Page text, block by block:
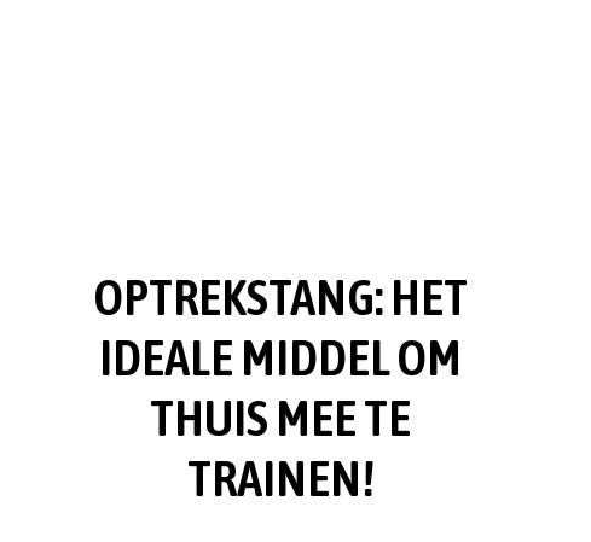
OPTREKSTANG: HET
IDEALE MIDDEL OM
THUIS MEE TE
TRAINEN!